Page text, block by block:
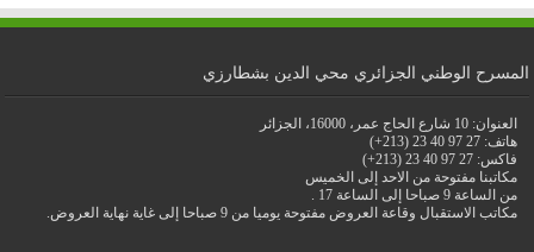
المسرح الوطني الجزائري محي الدين بشطارزي
العنوان: 10 شارع الحاج عمر، 16000، الجزائر
هاتف: 27 97 40 23 (213+)
فاكس: 27 97 40 23 (213+)
مكاتبنا مفتوحة من الاحد إلى الخميس
من الساعة 9 صباحا إلى الساعة 17 .
مكاتب الاستقبال وقاعة العروض مفتوحة يوميا من 9 صباحا إلى غاية نهاية العروض.